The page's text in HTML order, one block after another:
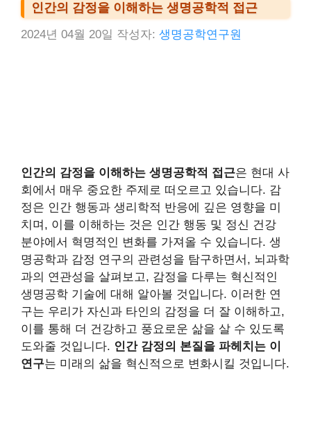
인간의 감정을 이해하는 생명공학적 접근
2024년 04월 20일 작성자: 생명공학연구원
인간의 감정을 이해하는 생명공학적 접근은 현대 사
회에서 매우 중요한 주제로 떠오르고 있습니다. 감
정은 인간 행동과 생리학적 반응에 깊은 영향을 미
치며, 이를 이해하는 것은 인간 행동 및 정신 건강
분야에서 혁명적인 변화를 가져올 수 있습니다. 생
명공학과 감정 연구의 관련성을 탐구하면서, 뇌과학
과의 연관성을 살펴보고, 감정을 다루는 혁신적인
생명공학 기술에 대해 알아볼 것입니다. 이러한 연
구는 우리가 자신과 타인의 감정을 더 잘 이해하고,
이를 통해 더 건강하고 풍요로운 삶을 살 수 있도록
도와줄 것입니다. 인간 감정의 본질을 파헤치는 이
연구는 미래의 삶을 혁신적으로 변화시킬 것입니다.